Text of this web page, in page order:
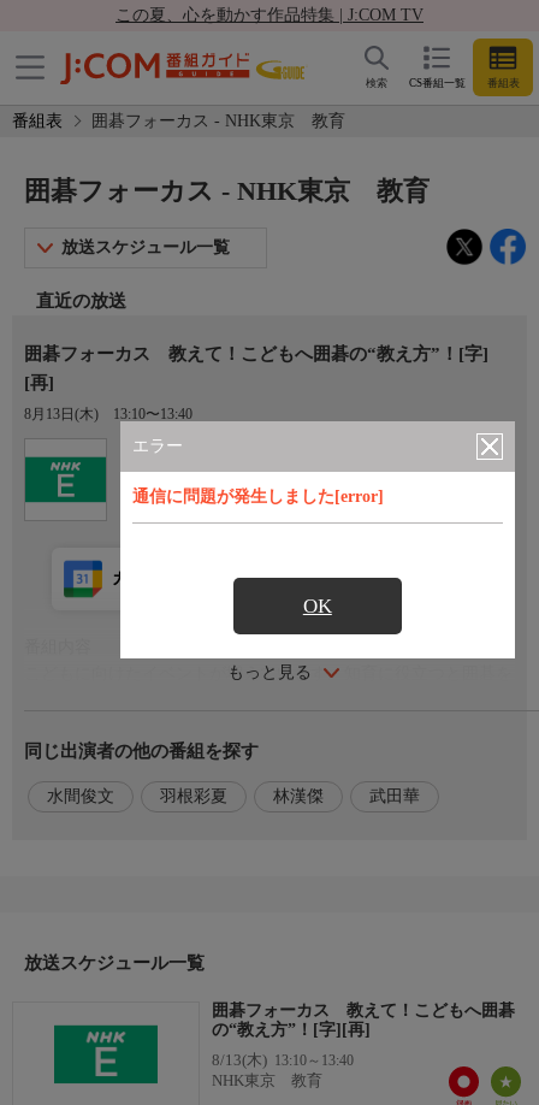
この夏、心を動かす作品特集 | J:COM TV
CS番組一覧 番組表
検索
番組表 囲碁フォーカス - NHK東京 教育
エラー
通信に問題が発生しました[error]
OK
囲碁フォーカス - NHK東京 教育
放送スケジュール一覧
直近の放送
囲碁フォーカス 教えて！こどもへ囲碁の“教え方”！[字]
[再]
8月13日(木) 13:10〜13:40
Ch.2
NHK東京 教育
もっと見る
カレンダー登録 アプリ視聴
こどもに向けたイベントが増えています。知育に役立つと囲碁を
きたプロにとっておきの指導法をうかがいます！水間俊文八段は
「楽しませること」＝「自由にさせること」が一番大事と。教え
ることも最低限のルールくらい。それでも子どもたちは自然に理
同じ出演者の他の番組を探す
水間俊文 羽根彩夏 林漢傑 武田華
放送スケジュール一覧
囲碁フォーカス 教えて！こどもへ囲碁
の“教え方”！[字][再]
8/13(木) 13:10～13:40
NHK東京 教育